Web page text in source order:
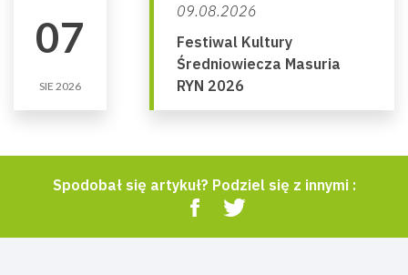
07
SIE 2026
09.08.2026
Festiwal Kultury
Średniowiecza Masuria
RYN 2026
Spodobał się artykuł? Podziel się z innymi :